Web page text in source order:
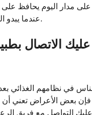
مدار اليوم يحافظ على
عندما يبدو الطعام الصلب مستحيلاً.
الاتصال
في نظامهم الغذائي
بعض الأعراض تعني أن
التواصل مع فريق